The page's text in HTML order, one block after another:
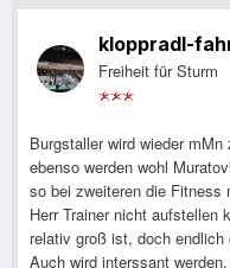
kloppradl-
Freiheit für Sturm
Burgstaller wird wieder
ebenso werden wohl
so bei zweiteren die
Herr Trainer nicht aufstellen
relativ groß ist, doch
Auch wird interssant